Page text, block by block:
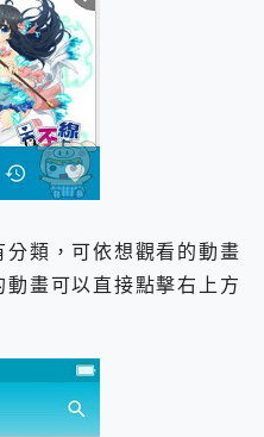
類，可依想觀看的動畫
畫可以直接點擊右上方